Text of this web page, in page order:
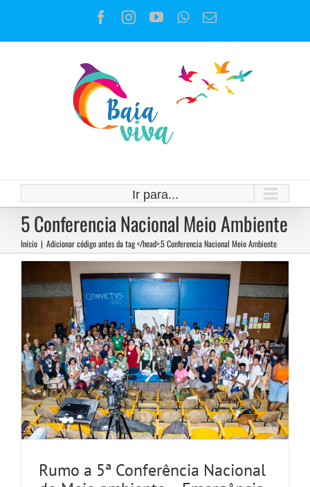
o
Facebook
Instagram
YouTubeWhatsApp
E-
Ir para...
5 Conferencia Nacional Meio Ambiente
Início | Adicionar código antes da tag </head>.5 Conferencia Nacional Meio Ambiente
Rumo a 5ª Conferência Nacional
Climática: o desafio da
transformação ecológica
Notícias
Rumo a 5ª Conferência Nacional